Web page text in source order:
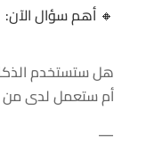
🔸 أهم سؤال الآن:
هل ستستخدم
أم ستعمل لدى من
—